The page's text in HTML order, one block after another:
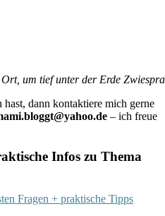
um tief unter der Erde
dann kontaktiere mich gerne
– ich freue
Infos zu Thema
Fragen + praktische Tipps